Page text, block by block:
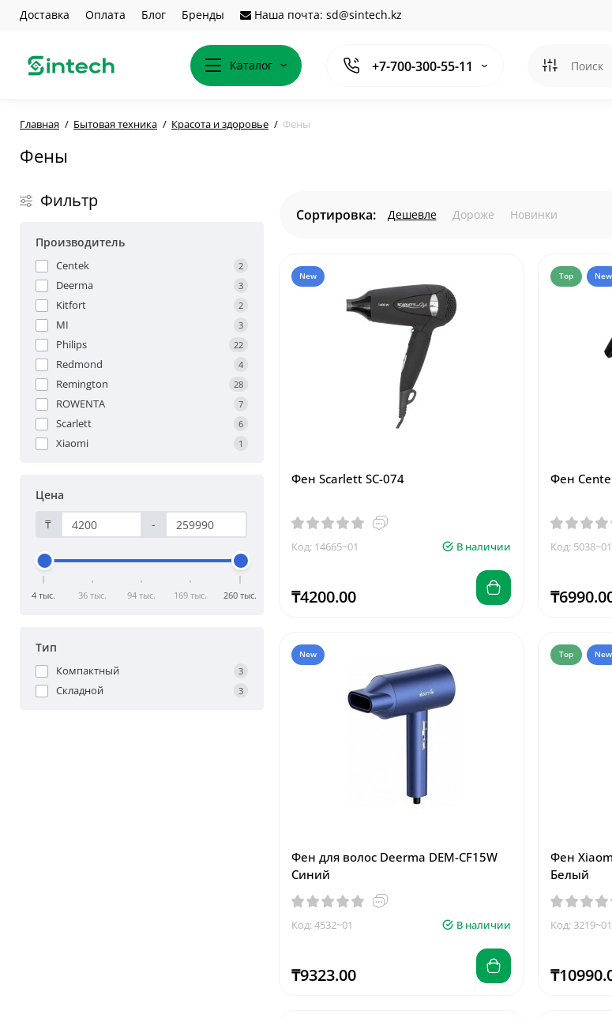
Доставка Оплата Блог Бренды Наша почта: sd@sintech.kz
Каталог +7-700-300-55-11
Главная Бытовая техника Красота и здоровье Фены
Фены
Фильтр
Производитель
Centek 2
Deerma 3
Kitfort 2
MI 3
Philips 22
Redmond 4
Remington 28
ROWENTA 7
Scarlett 6
Xiaomi 1
Цена
₸
-
4 тыс. 36 тыс. 94 тыс. 169 тыс. 260 тыс.
Тип
Компактный 3
Складной 3
Сортировка: Дешевле Дороже Новинки
New
Фен Scarlett SC-074
Код: 14665~01 В наличии
₸4200.00
Top New
Фен
Код: 5038~01
New
Фен для волос Deerma DEM-CF15W
Синий
Код: 4532~01 В наличии
₸9323.00
Top New
Фен
Белый
Код: 3219~01